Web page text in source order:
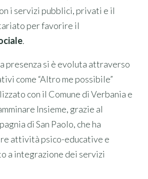
i servizi pubblici, privati e il
per favorire il
.
presenza si è evoluta attraverso
come “Altro me possibile”
con il Comune di Verbania e
Insieme, grazie al
di San Paolo, che ha
attività psico-educative e
a integrazione dei servizi